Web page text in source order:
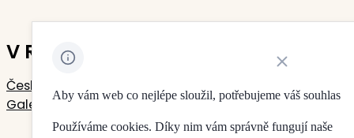
V Rudolfinu sídlí
Česká filharmonie
Galerie Rudolfinum
Aby vám web co nejlépe sloužil, potřebujeme váš souhlas
Používáme cookies. Díky nim vám správně fungují naše
Zavřít oznámení